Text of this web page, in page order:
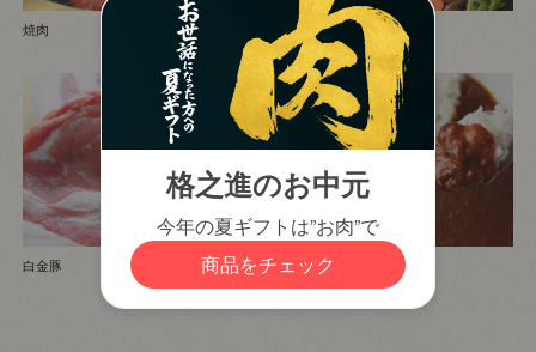
焼肉 すき焼き・しゃぶしゃぶ
白金豚 その他